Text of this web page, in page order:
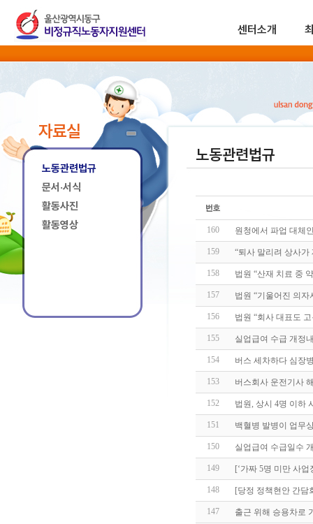
센터소개
자료실
노동관련법규
문서·서식
활동사진
활동영상
노동관련법규
160 원청에서 파업 대체
159 “퇴사 말리려 상사
158 법원 “산재 치료 중
157 법원 “기울어진 의
156 법원 “회사 대표도
155 실업급여 수급 개정
154 버스 세차하다 심장
153 버스회사 운전기사
152 법원, 상시 4명 이하
151 백혈병 발병이 업무
150 실업급여 수급일수
149 [‘가짜 5명 미만 사
148 [당정 정책현안 간
147 출근 위해 승용차로